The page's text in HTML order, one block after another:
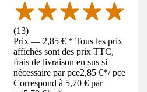
(13)
Prix — 2,85 € * Tous les prix
affichés sont des prix TTC,
frais de livraison en sus si
nécessaire par pce2,85 €*/ pce
Correspond à 5,70 € par